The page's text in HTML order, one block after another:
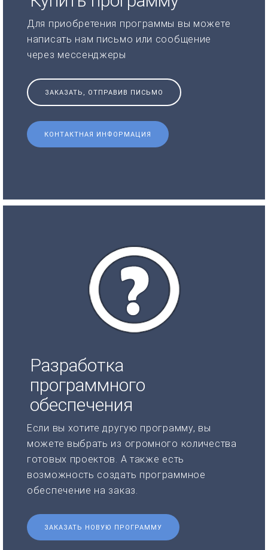
Для приобретения программы вы можете
написать нам письмо или сообщение
через мессенджеры
ЗАКАЗАТЬ, ОТПРАВИВ ПИСЬМО
КОНТАКТНАЯ ИНФОРМАЦИЯ
Разработка
программного
обеспечения
Если вы хотите другую программу, вы
можете выбрать из огромного количества
готовых проектов. А также есть
возможность создать программное
обеспечение на заказ.
ЗАКАЗАТЬ НОВУЮ ПРОГРАММУ